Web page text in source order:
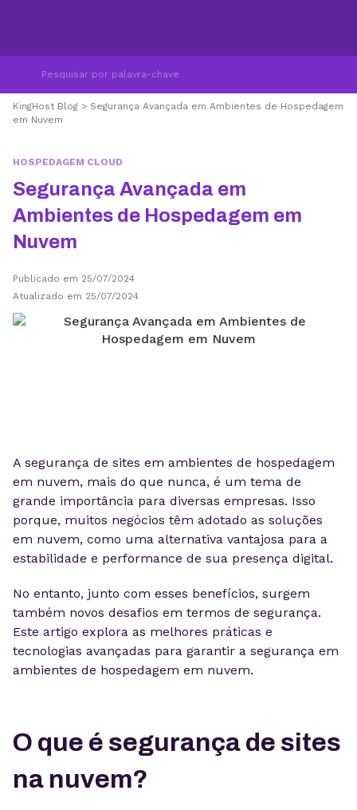
KingHost Blog > Segurança Avançada em Ambientes de Hospedagem
em Nuvem
HOSPEDAGEM CLOUD
Segurança Avançada em
Ambientes de Hospedagem em
Nuvem
Publicado em 25/07/2024
Atualizado em 25/07/2024
A segurança de sites em ambientes de hospedagem
em nuvem, mais do que nunca, é um tema de
grande importância para diversas empresas. Isso
porque, muitos negócios têm adotado as soluções
em nuvem, como uma alternativa vantajosa para a
estabilidade e performance de sua presença digital.
No entanto, junto com esses benefícios, surgem
também novos desafios em termos de segurança.
Este artigo explora as melhores práticas e
tecnologias avançadas para garantir a segurança em
ambientes de hospedagem em nuvem.
O que é segurança de sites
na nuvem?